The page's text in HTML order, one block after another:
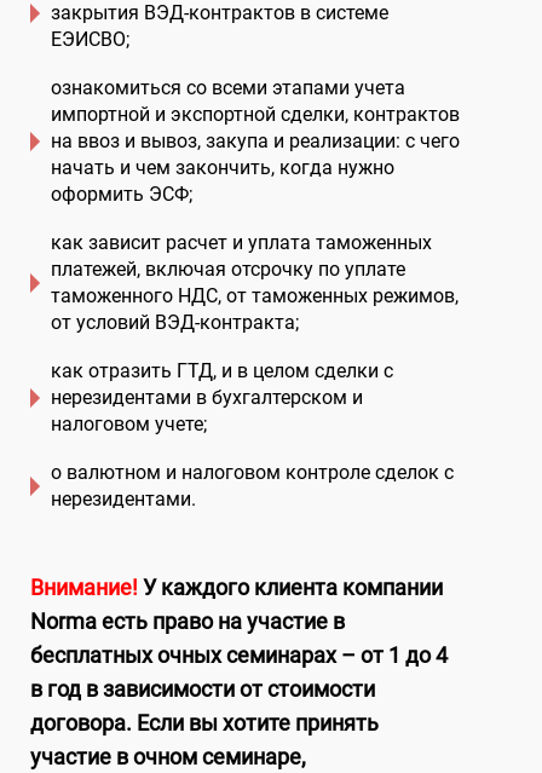
закрытия ВЭД-контрактов в системе
ЕЭИСВО;
ознакомиться со всеми этапами учета
импортной и экспортной сделки, контрактов
на ввоз и вывоз, закупа и реализации: с чего
начать и чем закончить, когда нужно
оформить ЭСФ;
как зависит расчет и уплата таможенных
платежей, включая отсрочку по уплате
таможенного НДС, от таможенных режимов,
от условий ВЭД-контракта;
как отразить ГТД, и в целом сделки с
нерезидентами в бухгалтерском и
налоговом учете;
о валютном и налоговом контроле сделок с
нерезидентами.
Внимание! У каждого клиента компании
Norma есть право на участие в
бесплатных очных семинарах – от 1 до 4
в год в зависимости от стоимости
договора. Если вы хотите принять
участие вочномсеминаре,